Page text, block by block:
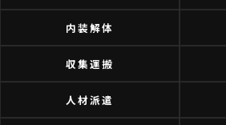
内装解体
収集運搬
人材派遣